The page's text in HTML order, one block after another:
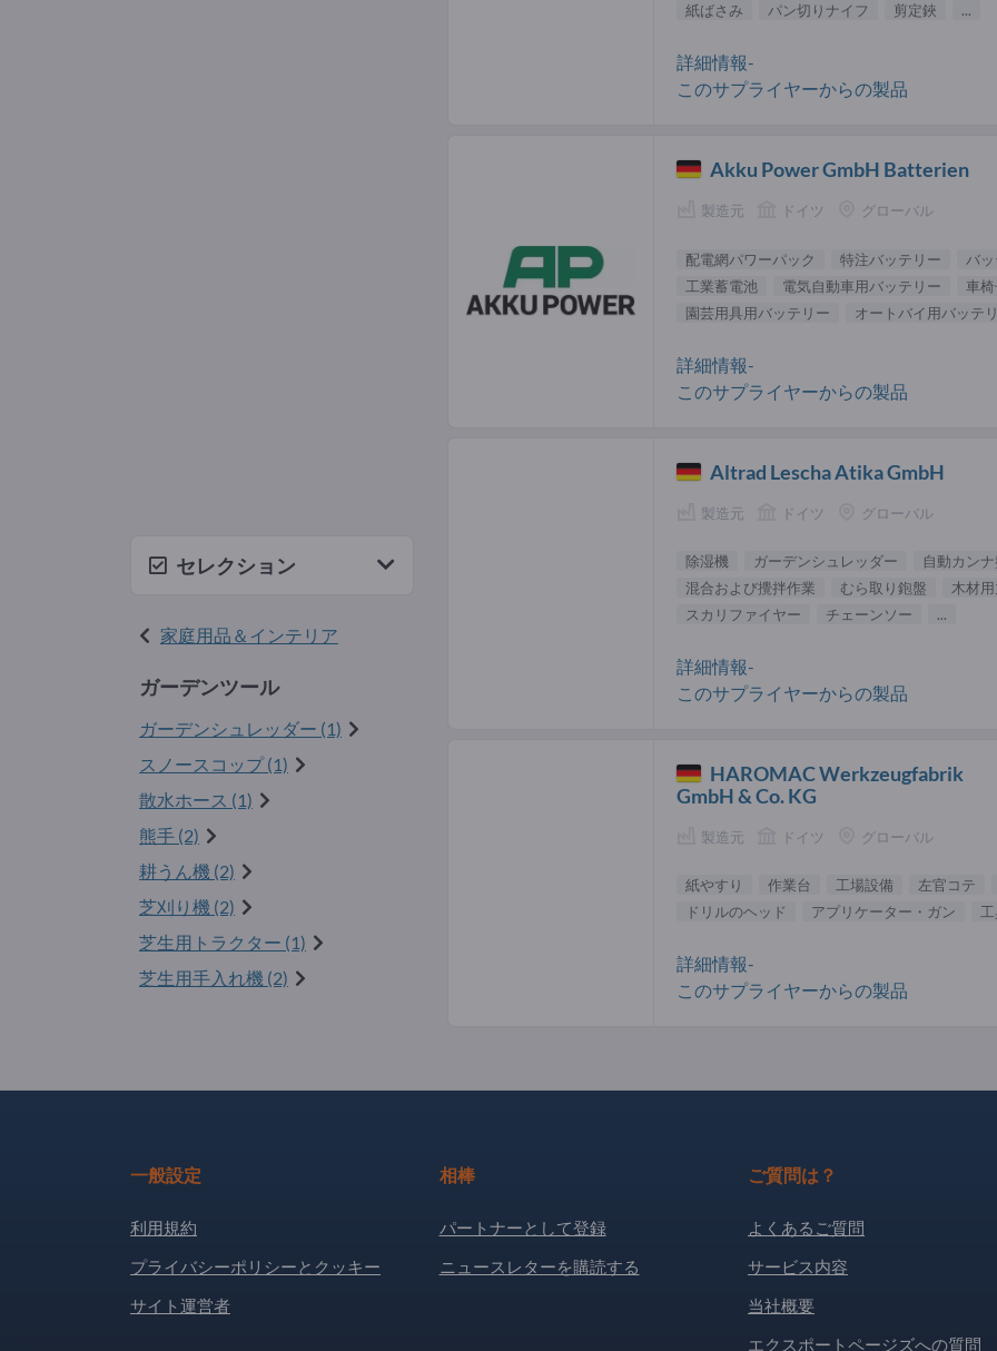
セレクション
家庭用品＆インテリア
ガーデンツール
ガーデンシュレッダー (1)
スノースコップ (1)
散水ホース (1)
熊手 (2)
耕うん機 (2)
芝刈り機 (2)
芝生用トラクター (1)
芝生用手入れ機 (2)
紙ばさみ
パン切りナイフ 剪定鋏 ...
詳細情報-
このサプライヤーからの製品
Akku Power GmbH Batterien
製造元 ドイツ グローバル
配電網パワーパック 特注バッテリー バ
工業蓄電池
電気自動車用バッテリー 車
園芸用具用バッテリー
オートバイ用バッテ
詳細情報-
このサプライヤーからの製品
Altrad Lescha Atika GmbH
製造元 ドイツ グローバル
除湿機 ガーデンシュレッダー 自動カン
混合および攪拌作業
むら取り鉋盤 木材
スカリファイヤー
チェーンソー ...
詳細情報-
このサプライヤーからの製品
HAROMAC Werkzeugfabrik
GmbH & Co. KG
製造元 ドイツ グローバル
紙やすり 作業台 工場設備 左官コテ
ドリルのヘッド
アプリケーター・ガン
詳細情報-
このサプライヤーからの製品
一般設定
利用規約
プライバシーポリシーとクッキー
サイト運営者
相棒
パートナーとして登録
ニュースレターを購読する
ご質問は？
よくあるご質問
サービス内容
当社概要
エクスポートページズへの質問